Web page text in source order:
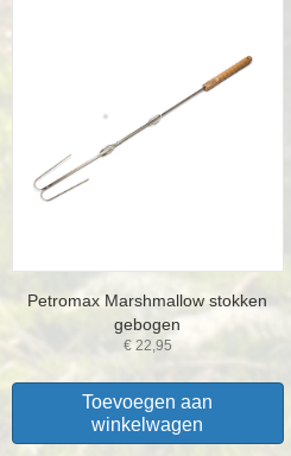
Petromax Marshmallow stokken
gebogen
€22,95
Toevoegen aan
winkelwagen